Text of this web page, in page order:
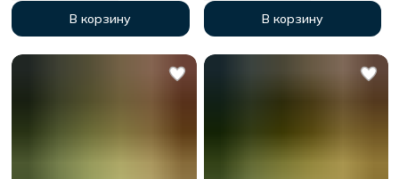
В корзину В корзину